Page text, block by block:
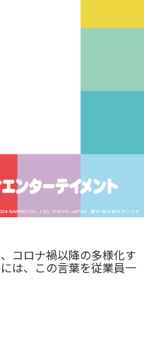
コロナ禍以降の多様化す
は、この言葉を従業員一